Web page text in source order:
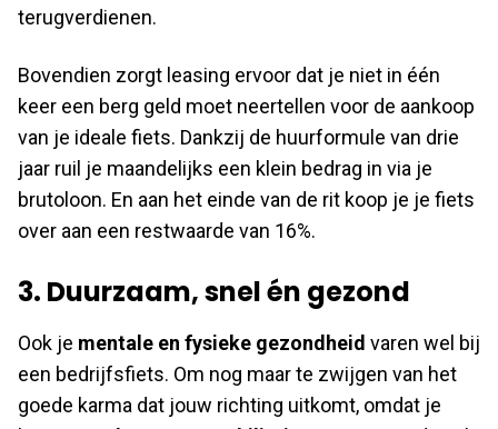
terugverdienen.
Bovendien zorgt leasing ervoor dat je niet in één
keer een berg geld moet neertellen voor de aankoop
van je ideale fiets. Dankzij de huurformule van drie
jaar ruil je maandelijks een klein bedrag in via je
brutoloon. En aan het einde van de rit koop je je fiets
over aan een restwaarde van 16%.
3. Duurzaam, snel én gezond
Ook je mentale en fysieke gezondheid varen wel bij
een bedrijfsfiets. Om nog maar te zwijgen van het
goede karma dat jouw richting uitkomt, omdat je